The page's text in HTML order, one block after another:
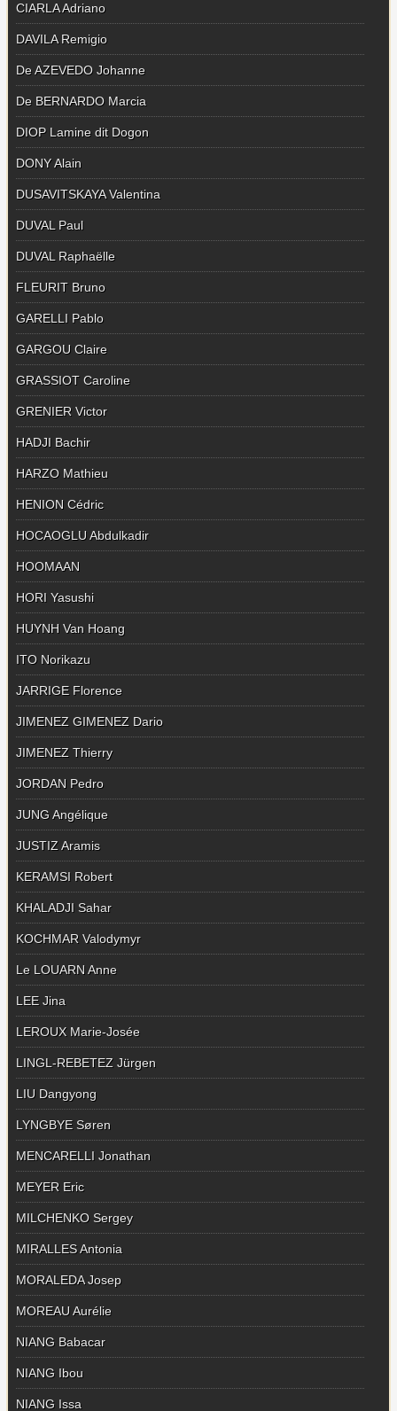
CIARLA Adriano
DAVILA Remigio
De AZEVEDO Johanne
De BERNARDO Marcia
DIOP Lamine dit Dogon
DONY Alain
DUSAVITSKAYA Valentina
DUVAL Paul
DUVAL Raphaëlle
FLEURIT Bruno
GARELLI Pablo
GARGOU Claire
GRASSIOT Caroline
GRENIER Victor
HADJI Bachir
HARZO Mathieu
HENION Cédric
HOCAOGLU Abdulkadir
HOOMAAN
HORI Yasushi
HUYNH Van Hoang
ITO Norikazu
JARRIGE Florence
JIMENEZ GIMENEZ Dario
JIMENEZ Thierry
JORDAN Pedro
JUNG Angélique
JUSTIZ Aramis
KERAMSI Robert
KHALADJI Sahar
KOCHMAR Valodymyr
Le LOUARN Anne
LEE Jina
LEROUX Marie-Josée
LINGL-REBETEZ Jürgen
LIU Dangyong
LYNGBYE Søren
MENCARELLI Jonathan
MEYER Eric
MILCHENKO Sergey
MIRALLES Antonia
MORALEDA Josep
MOREAU Aurélie
NIANG Babacar
NIANG Ibou
NIANG Issa